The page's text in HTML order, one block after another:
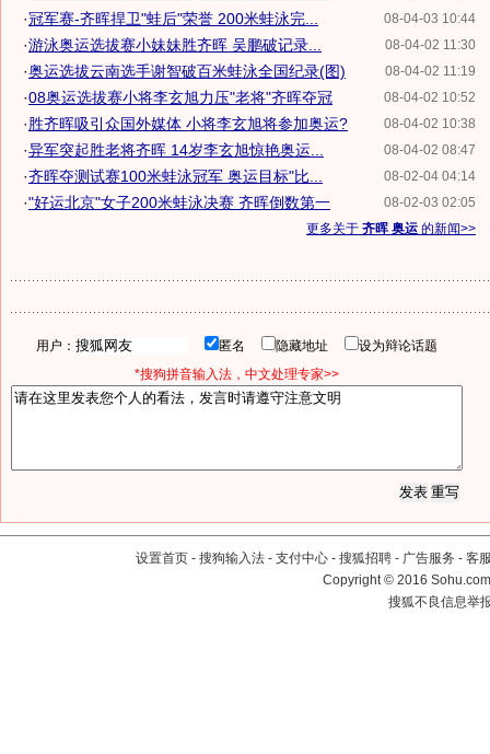
08-04-03 10:44
·冠军赛-齐晖捍卫"蛙后"荣誉 200米蛙泳完...
08-04-02 11:30
·游泳奥运选拔赛小妹妹胜齐晖 吴鹏破记录...
08-04-02 11:19
·奥运选拔云南选手谢智破百米蛙泳全国纪录(图)
08-04-02 10:52
·08奥运选拔赛小将李玄旭力压"老将"齐晖夺冠
08-04-02 10:38
·胜齐晖吸引众国外媒体 小将李玄旭将参加奥运?
08-04-02 08:47
·异军突起胜老将齐晖 14岁李玄旭惊艳奥运...
08-02-04 04:14
·齐晖夺测试赛100米蛙泳冠军 奥运目标"比...
08-02-03 02:05
·"好运北京"女子200米蛙泳决赛 齐晖倒数第一
更多关于齐晖 奥运 的新闻>>
用户： 匿名 隐藏地址
设为辩论话题
*搜狗拼音输入法，中文处理专家>>
设置首页 - 搜狗输入法 - 支付中心 - 搜狐招聘 - 广告服务 - 客
Copyright©2016
搜狐不良信息举